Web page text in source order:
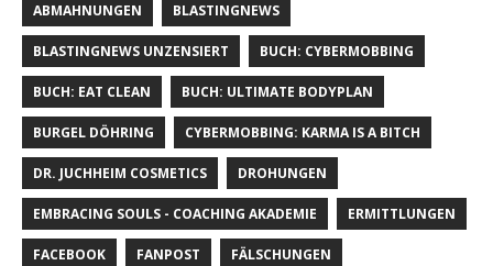
ABMAHNUNGEN BLASTINGNEWS
BLASTINGNEWS UNZENSIERT BUCH: CYBERMOBBING
BUCH: EAT CLEAN BUCH: ULTIMATE BODYPLAN
BURGEL DÖHRING CYBERMOBBING: KARMA IS A BITCH
DR. JUCHHEIM COSMETICS DROHUNGEN
EMBRACING SOULS - COACHING AKADEMIE ERMITTLUNGEN
FACEBOOK FANPOST FÄLSCHUNGEN